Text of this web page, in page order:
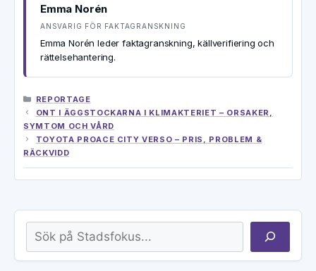
Emma Norén
ANSVARIG FÖR FAKTAGRANSKNING
Emma Norén leder faktagranskning, källverifiering och
rättelsehantering.
KATEGORIER
REPORTAGE
ONT I ÄGGSTOCKARNA I KLIMAKTERIET – ORSAKER,
SYMTOM OCH VÅRD
TOYOTA PROACE CITY VERSO – PRIS, PROBLEM &
RÄCKVIDD
Sök